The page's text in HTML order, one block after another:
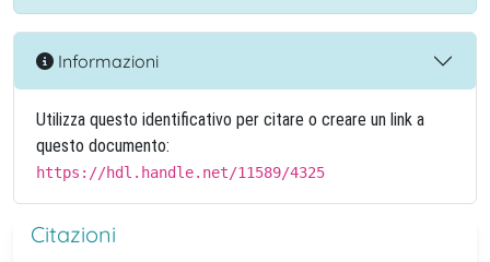
Informazioni
Utilizza questo identificativo per citare o creare un link a
questo documento:
https://hdl.handle.net/11589/4325
Citazioni